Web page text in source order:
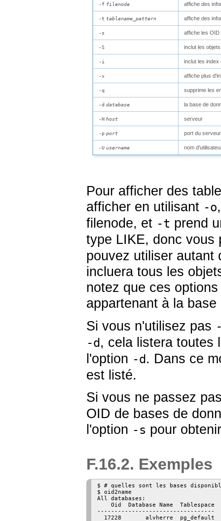
-f filenode affiche des
-t tablename_pattern affiche des
-s affiche les
-S inclut les
-i inclut les index
-x affiche plus
-q supprime les
-d database la base de
-H host serveur
-p port port du serveur
-U username nom
Pour afficher des
afficher en utilisant -o
filenode, et -t prend
type LIKE, donc
pouvez utiliser autant
incluera tous les
notez que ces
appartenant à la
Si vous n'utilisez pas
-d , cela listera toutes
l'option -d . Dans ce
est listé.
Si vous ne passez
OID de bases de
l'option -s pour
F.16.2. Exemples
$ # quelles sont les bases
$ oid2name
All databases:
    Oid  Database Name  Tablespace
----------------------------------
  17228       alvherre  pg_default